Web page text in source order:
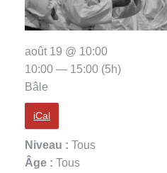
Niveau : Tous
Âge : Tous
août 19 @ 10:00
10:00 — 15:00 (5h)
Bâle
iCal